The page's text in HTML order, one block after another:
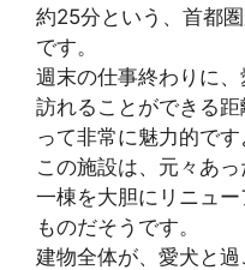
約25分という、首都
です。
週末の仕事終わりに
訪れることができる
って非常に魅力的です
この施設は、元々あ
一棟を大胆にリニュ
ものだそうです。
建物全体が、愛犬と